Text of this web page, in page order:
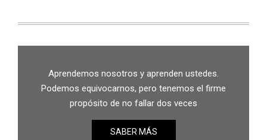
Aprendemos nosotros y aprenden ustedes.
Podemos equivocarnos, pero tenemos el firme
propósito de no fallar dos veces
SABER MÁS